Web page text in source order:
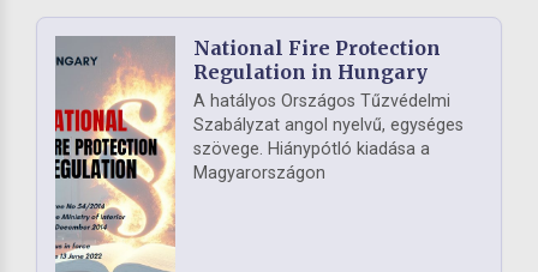
National Fire Protection
Regulation in Hungary
A hatályos Országos Tűzvédelmi
Szabályzat angol nyelvű, egységes
szövege. Hiánypótló kiadása a
Magyarországon